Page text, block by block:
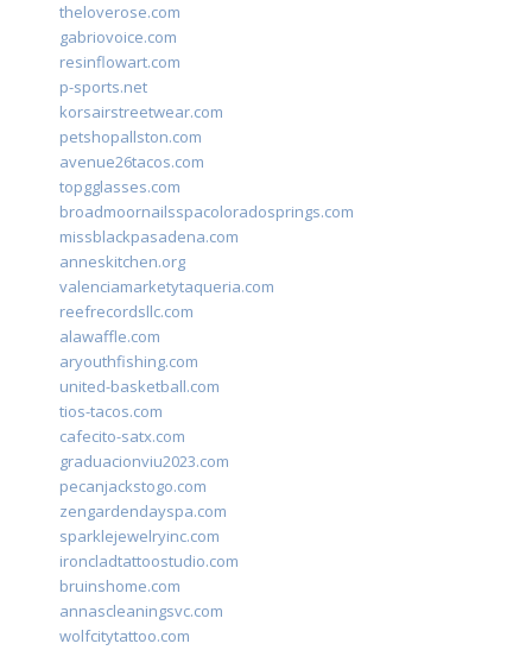
theloverose.com
gabriovoice.com
resinflowart.com
p-sports.net
korsairstreetwear.com
petshopallston.com
avenue26tacos.com
topgglasses.com
broadmoornailsspacoloradosprings.com
missblackpasadena.com
anneskitchen.org
valenciamarketytaqueria.com
reefrecordsllc.com
alawaffle.com
aryouthfishing.com
united-basketball.com
tios-tacos.com
cafecito-satx.com
graduacionviu2023.com
pecanjackstogo.com
zengardendayspa.com
sparklejewelryinc.com
ironcladtattoostudio.com
bruinshome.com
annascleaningsvc.com
wolfcitytattoo.com